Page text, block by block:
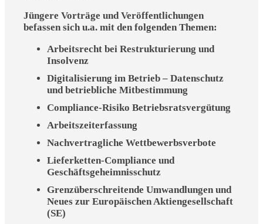
Jüngere Vorträge und Veröffentlichungen
befassen sich u.a. mit den folgenden Themen:
Arbeitsrecht bei Restrukturierung und
Insolvenz
Digitalisierung im Betrieb – Datenschutz
und betriebliche Mitbestimmung
Compliance-Risiko Betriebsratsvergütung
Arbeitszeiterfassung
Nachvertragliche Wettbewerbsverbote
Lieferketten-Compliance und
Geschäftsgeheimnisschutz
Grenzüberschreitende Umwandlungen und
Neues zur Europäischen Aktiengesellschaft
(SE)